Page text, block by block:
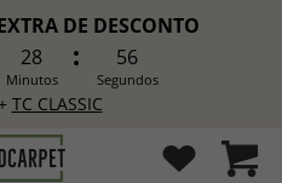
DE DESCONTO
28
Minutos
56
Segundos
TC CLASSIC